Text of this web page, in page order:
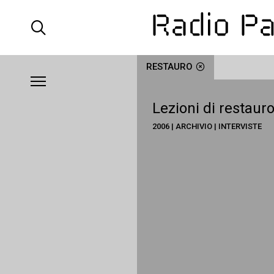
RESTAURO
Lezioni di restauro
2006 | ARCHIVIO | INTERVISTE